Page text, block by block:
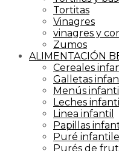
Tortitas
Vinagres
vinagres y
Zumos
ALIMENTACIÓN
Cereales
Galletas
Menús
Leches
Linea infantil
Papillas
Puré
Purés de